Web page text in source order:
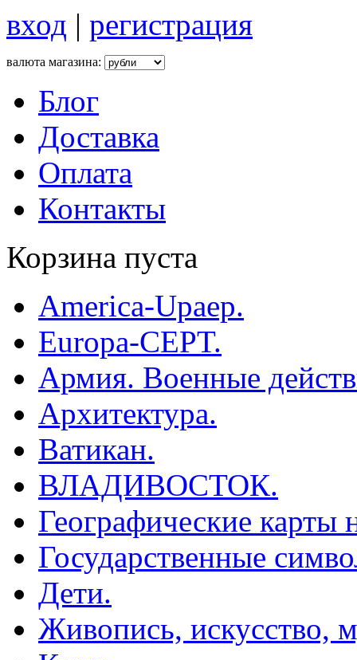
вход | регистрация
валюта магазина:
Блог
Доставка
Оплата
Контакты
Корзина пуста
America-Upaep.
Europa-CEPT.
Армия. Военные
Архитектура.
Ватикан.
ВЛАДИВОСТОК.
Географические карты
Государственные
Дети.
Живопись, искусство,